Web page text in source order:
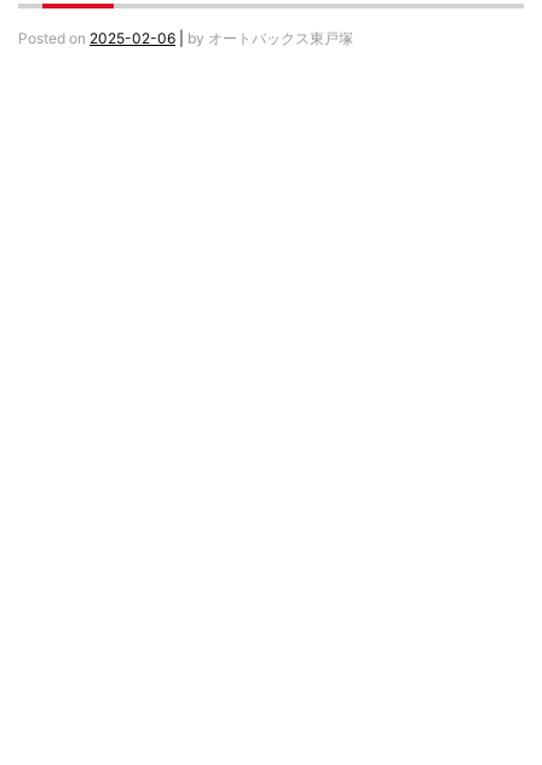
Posted on 2025-02-06 by オートバックス東戸塚